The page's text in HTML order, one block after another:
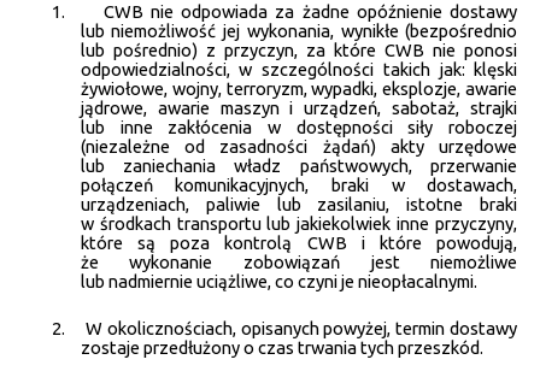
1.
CWB nie odpowiada za żadne opóźnienie dostawy
lub niemożliwość jej wykonania, wynikłe (bezpośrednio
lub pośrednio) z przyczyn, za które CWB nie ponosi
odpowiedzialności, w szczególności takich jak: klęski
żywiołowe, wojny, terroryzm, wypadki, eksplozje, awarie
jądrowe, awarie maszyn i urządzeń, sabotaż, strajki
lub inne zakłócenia w dostępności siły roboczej
(niezależne od zasadności żądań) akty urzędowe
lub zaniechania władz państwowych, przerwanie
połączeń komunikacyjnych, braki w dostawach,
urządzeniach, paliwie lub zasilaniu, istotne braki
w środkach transportu lub jakiekolwiek inne przyczyny,
które są poza kontrolą CWB i które powodują,
że wykonanie zobowiązań jest niemożliwe
lub nadmiernie uciążliwe, co czyni je nieopłacalnymi.
2.
W okolicznościach, opisanych powyżej, termin dostawy
zostaje przedłużony o czas trwania tych przeszkód.